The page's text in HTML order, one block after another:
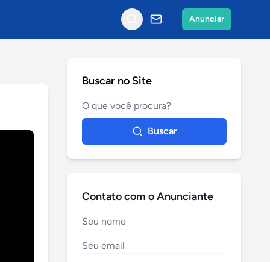
Anunciar
Buscar no Site
Buscar
Contato com o Anunciante